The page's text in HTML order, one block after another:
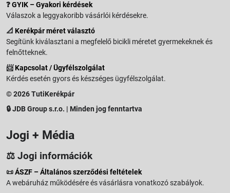
❓GYIK – Gyakori kérdések
Válaszok a leggyakoribb vásárlói kérdésekre.
📐 Kerékpár méret választó
Segítünk kiválasztani a megfelelő bicikli méretet gyermekeknek és
felnőtteknek.
📨Kapcsolat / Ügyfélszolgálat
Kérdés esetén gyors és készséges ügyfélszolgálat.
© 2026 TutiKerékpár
🔒 JDB Group s.r.o. | Minden jog fenntartva
Jogi + Média
⚖️ Jogi információk
📜ÁSZF – Általános szerződési feltételek
A webáruház működésére és vásárlásra vonatkozó szabályok.